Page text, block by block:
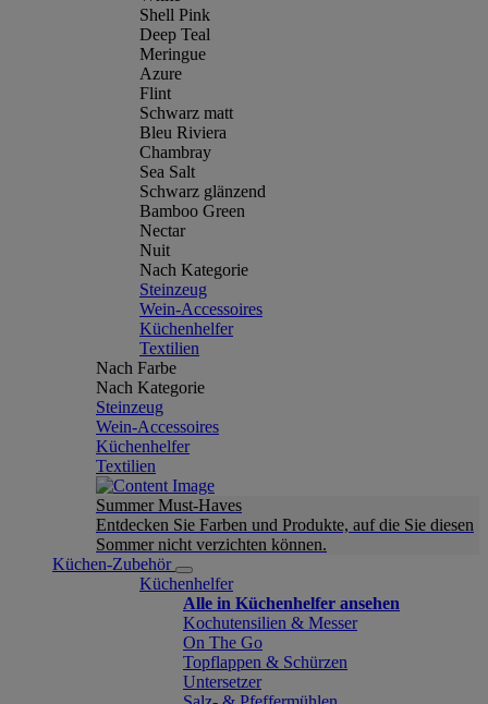
Shell Pink
Deep Teal
Meringue
Azure
Flint
Schwarz matt
Bleu Riviera
Chambray
Sea Salt
Schwarz glänzend
Bamboo Green
Nectar
Nuit
Nach Kategorie
Steinzeug
Wein-Accessoires
Küchenhelfer
Textilien
Nach Farbe
Nach Kategorie
Steinzeug
Wein-Accessoires
Küchenhelfer
Textilien
Summer Must-Haves
Entdecken Sie Farben und Produkte, auf die Sie diesen
Sommer nicht verzichten können.
Küchen-Zubehör
Küchenhelfer
Alle in Küchenhelfer ansehen
Kochutensilien & Messer
On The Go
Topflappen & Schürzen
Untersetzer